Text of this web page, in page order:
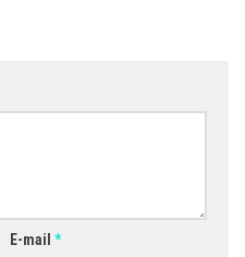
E-mail *